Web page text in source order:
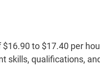
to $17.40 per
skills, qualifications,